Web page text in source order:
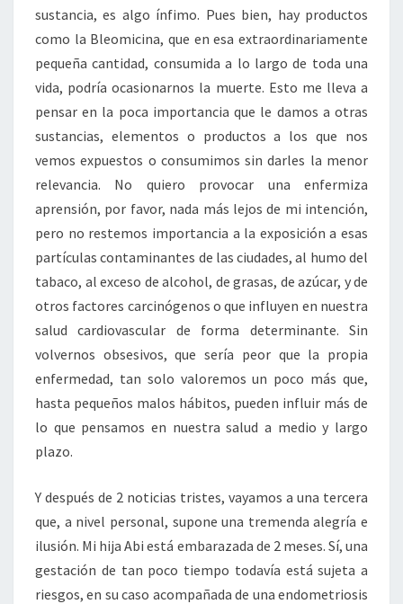
sustancia, es algo ínfimo. Pues bien, hay productos
como la Bleomicina, que en esa extraordinariamente
pequeña cantidad, consumida a lo largo de toda una
vida, podría ocasionarnos la muerte. Esto me lleva a
pensar en la poca importancia que le damos a otras
sustancias, elementos o productos a los que nos
vemos expuestos o consumimos sin darles la menor
relevancia. No quiero provocar una enfermiza
aprensión, por favor, nada más lejos de mi intención,
pero no restemos importancia a la exposición a esas
partículas contaminantes de las ciudades, al humo del
tabaco, al exceso de alcohol, de grasas, de azúcar, y de
otros factores carcinógenos o que influyen en nuestra
salud cardiovascular de forma determinante. Sin
volvernos obsesivos, que sería peor que la propia
enfermedad, tan solo valoremos un poco más que,
hasta pequeños malos hábitos, pueden influir más de
lo que pensamos en nuestra salud a medio y largo
plazo.
Y después de 2 noticias tristes, vayamos a una tercera
que, a nivel personal, supone una tremenda alegría e
ilusión. Mi hija Abi está embarazada de 2 meses. Sí, una
gestación de tan poco tiempo todavía está sujeta a
riesgos, en su caso acompañada de una endometriosis